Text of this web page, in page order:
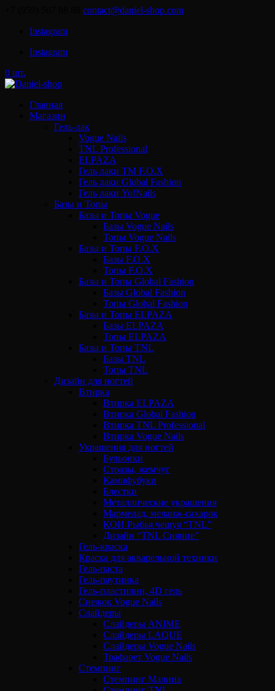
contact@daniel-shop.com
Instagram
Instagram
0 шт.
Главная
Магазин
Гель-лак
Vogue Nails
TNL Professional
ELPAZA
Гель лаки ТМ F.O.X
Гель лаки Global Fashion
Гель лаки Yo!Nails
Базы и Топы
Базы и Топы Vogue
Базы Vogue Nails
Топы Vogue Nails
Базы и Топы F.O.X
Базы F.O.X
Топы F.O.X
Базы и Топы Global Fashion
Базы Global Fashion
Топы Global Fashion
Базы и Топы ELPAZA
Базы ELPAZA
Топы ELPAZA
Базы и Топы TNL
Базы TNL
Топы TNL
Дизайн для ногтей
Втирка
Втирка ELPAZA
Втирка Global Fashion
Втирка TNL Professional
Втирка Vogue Nails
Украшения для ногтей
Бульонки
Стразы, жемчуг
Камифубуки
Блестки
Металлические украшения
Мармелад, меланж-сахарок
КОИ Рыбья чешуя “TNL”
Дизайн “TNL Сияние”
Гель-краска
Краска для акварельной техники
Гель-паста
Гель-паутинка
Гель-пластилин, 4D гель
Снежок Vogue Nails
Слайдеры
Слайдеры ANIME
Слайдеры LAQUE
Слайдеры Vogue Nails
Трафарет Vogue Nails
Стемпинг
Стемпинг Малина